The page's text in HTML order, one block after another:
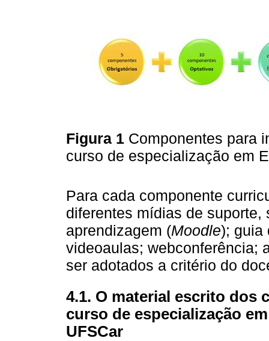
Figura 1 Componentes para
curso de especialização em
Para cada componente
diferentes mídias de
aprendizagem (Moodle); guia
videoaulas; webconferência;
ser adotados a critério do
4.1. O material escrito dos
curso de especialização
UFSCar